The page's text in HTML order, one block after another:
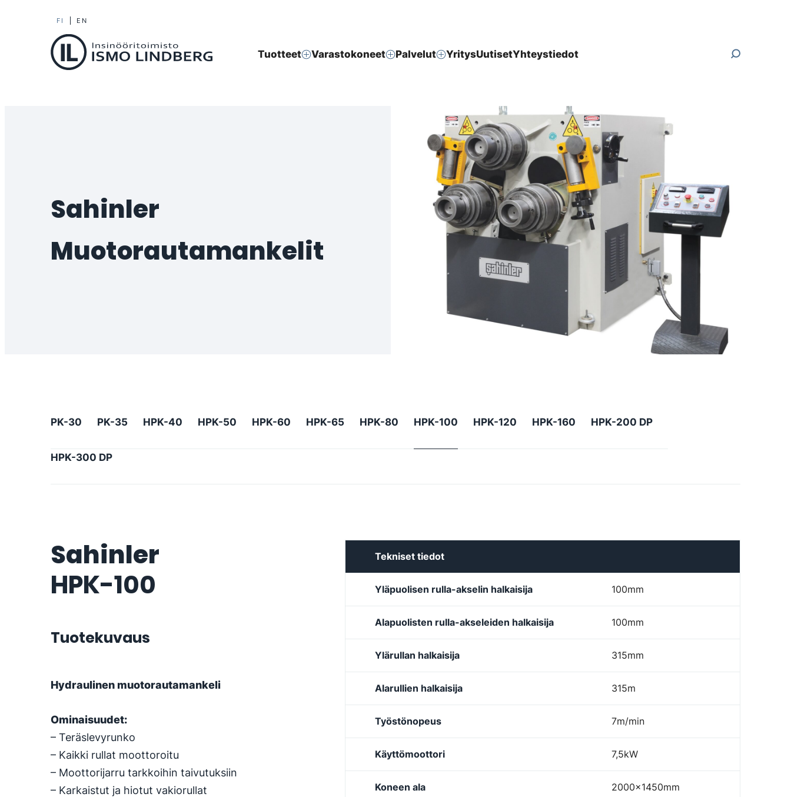
sisältöön
FI EN
Il-machinery
Tuotteet Varastokoneet Palvelut YritysUutisetYhteystiedot
Sahinler
muotorautamankelit
PK-30 PK-35 HPK-40 HPK-50 HPK-60 HPK-65 HPK-80 HPK-100 HPK-120 HPK-160 HPK-200 DP
HPK-300 DP
Sahinler
HPK-100
Tuotekuvaus
Hydraulinen muotorautamankeli
Ominaisuudet:
– Teräslevyrunko
– Kaikki rullat moottoroitu
– Moottorijarru tarkkoihin taivutuksiin
– Karkaistut ja hiotut vakiorullat
Tekniset tiedot
Yläpuolisen rulla-akselin halkaisija 100mm
Alapuolisten rulla-akseleiden halkaisija 100mm
Ylärullan halkaisija 315mm
Alarullien halkaisija 315m
Työstönopeus 7m/min
Käyttömoottori 7,5kW
Koneen ala 2000x1450mm